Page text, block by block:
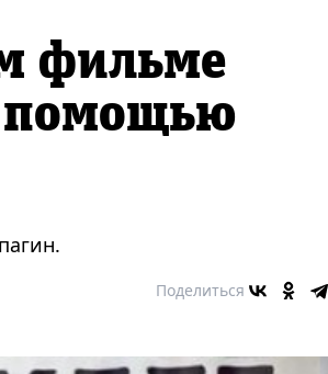
фильме
помощью
Поделиться